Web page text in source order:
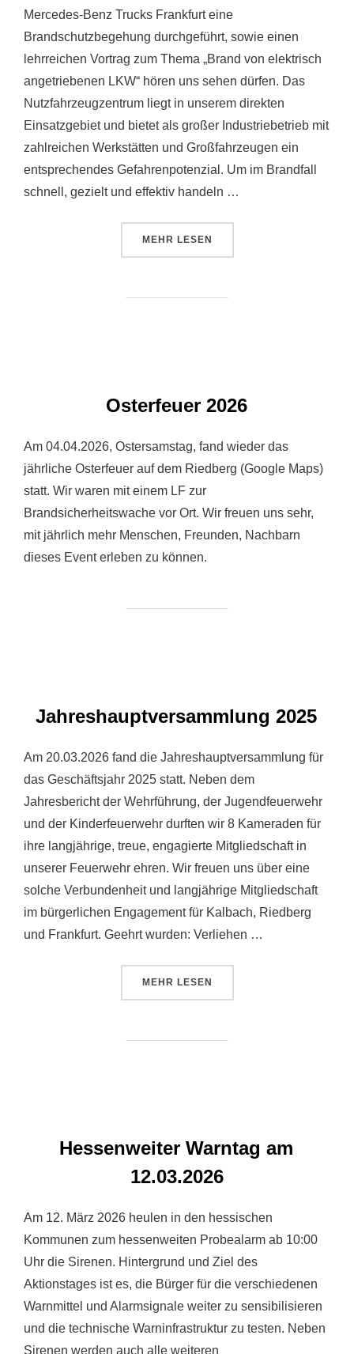
Mercedes-Benz Trucks Frankfurt eine
Brandschutzbegehung durchgeführt, sowie einen
lehrreichen Vortrag zum Thema „Brand von elektrisch
angetriebenen LKW“ hören uns sehen dürfen. Das
Nutzfahrzeugzentrum liegt in unserem direkten
Einsatzgebiet und bietet als großer Industriebetrieb mit
zahlreichen Werkstätten und Großfahrzeugen ein
entsprechendes Gefahrenpotenzial. Um im Brandfall
schnell, gezielt und effektiv handeln …
MEHR ÜBER
LESEN
Osterfeuer 2026
Am 04.04.2026, Ostersamstag, fand wieder das
jährliche Osterfeuer auf dem Riedberg (Google Maps)
statt. Wir waren mit einem LF zur
Brandsicherheitswache vor Ort. Wir freuen uns sehr,
mit jährlich mehr Menschen, Freunden, Nachbarn
dieses Event erleben zu können.
Jahreshauptversammlung 2025
Am 20.03.2026 fand die Jahreshauptversammlung für
das Geschäftsjahr 2025 statt. Neben dem
Jahresbericht der Wehrführung, der Jugendfeuerwehr
und der Kinderfeuerwehr durften wir 8 Kameraden für
ihre langjährige, treue, engagierte Mitgliedschaft in
unserer Feuerwehr ehren. Wir freuen uns über eine
solche Verbundenheit und langjährige Mitgliedschaft
im bürgerlichen Engagement für Kalbach, Riedberg
und Frankfurt. Geehrt wurden: Verliehen …
MEHR ÜBER
LESEN
Hessenweiter Warntag am
12.03.2026
Am 12. März 2026 heulen in den hessischen
Kommunen zum hessenweiten Probealarm ab 10:00
Uhr die Sirenen. Hintergrund und Ziel des
Aktionstages ist es, die Bürger für die verschiedenen
Warnmittel und Alarmsignale weiter zu sensibilisieren
und die technische Warninfrastruktur zu testen. Neben
Sirenen werden auch alle weiteren